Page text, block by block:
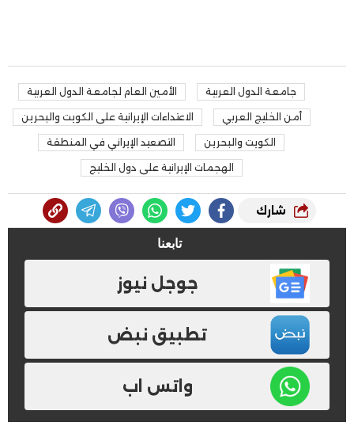
جامعة الدول العربية الأمين العام لجامعة الدول العربية
أمن الخليج العربي الاعتداءات الإيرانية على الكويت والبحرين
الكويت والبحرين التصعيد الإيراني في المنطقة
الهجمات الإيرانية على دول الخليج
شارك
تابعنا
جوجل نيوز
تطبيق نبض
واتس اب